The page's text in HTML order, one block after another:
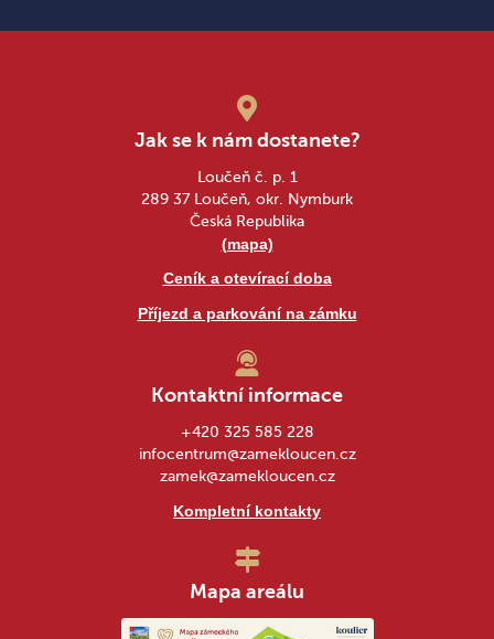
Jak se k nám dostanete?
Loučeň č. p. 1
289 37 Loučeň, okr. Nymburk
Česká Republika
(mapa)
Ceník a otevírací doba
Příjezd a parkování na zámku
Kontaktní informace
+420 325 585 228
infocentrum@zamekloucen.cz
zamek@zamekloucen.cz
Kompletní kontakty
Mapa areálu